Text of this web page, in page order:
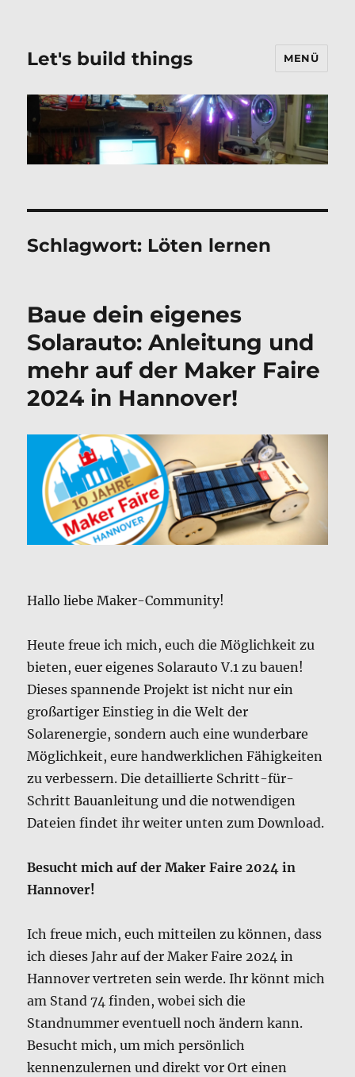
Let's build things MENÜ
Schlagwort: Löten lernen
Baue dein eigenes
Solarauto: Anleitung und
mehr auf der Maker Faire
2024 in Hannover!
Hallo liebe Maker-Community!
Heute freue ich mich, euch die Möglichkeit zu
bieten, euer eigenes Solarauto V.1 zu bauen!
Dieses spannende Projekt ist nicht nur ein
großartiger Einstieg in die Welt der
Solarenergie, sondern auch eine wunderbare
Möglichkeit, eure handwerklichen Fähigkeiten
zu verbessern. Die detaillierte Schritt-für-
Schritt Bauanleitung und die notwendigen
Dateien findet ihr weiter unten zum Download.
Besucht mich auf der Maker Faire 2024 in
Hannover!
Ich freue mich, euch mitteilen zu können, dass
ich dieses Jahr auf der Maker Faire 2024 in
Hannover vertreten sein werde. Ihr könnt mich
am Stand 74 finden, wobei sich die
Standnummer eventuell noch ändern kann.
Besucht mich, um mich persönlich
kennenzulernen und direkt vor Ort einen